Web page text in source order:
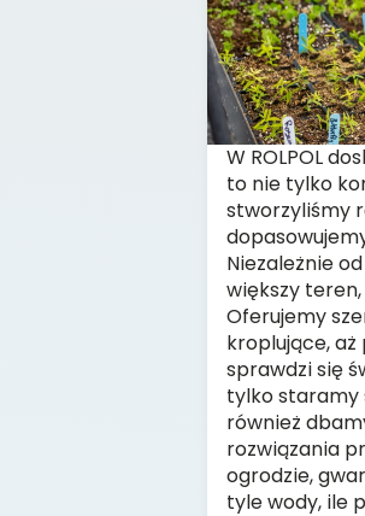
W ROLPOL
to nie tylko
stworzyliśmy
Niezależnie
większy
Oferujemy
kroplujące,
sprawdzi się
tylko staramy
również
rozwiązania
ogrodzie,
tyle wody, ile